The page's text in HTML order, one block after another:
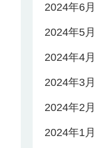
2024年6月
2024年5月
2024年4月
2024年3月
2024年2月
2024年1月